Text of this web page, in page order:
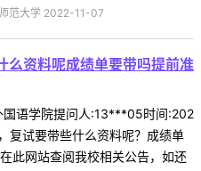
范大学 2022-11-07
么资料呢成绩单要带吗提前准
国语学院提问人:13***05时间:202
试要带些什么资料呢？成绩单
此网站查阅我校相关公告，如还